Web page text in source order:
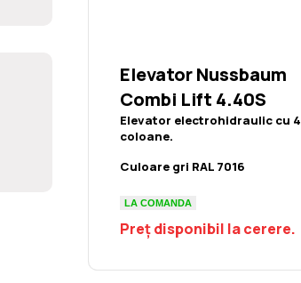
Elevator Nussbaum
Combi Lift 4.40S
Elevator electrohidraulic cu 4
coloane.
Culoare gri RAL 7016
LA COMANDA
Preț disponibil la cerere.